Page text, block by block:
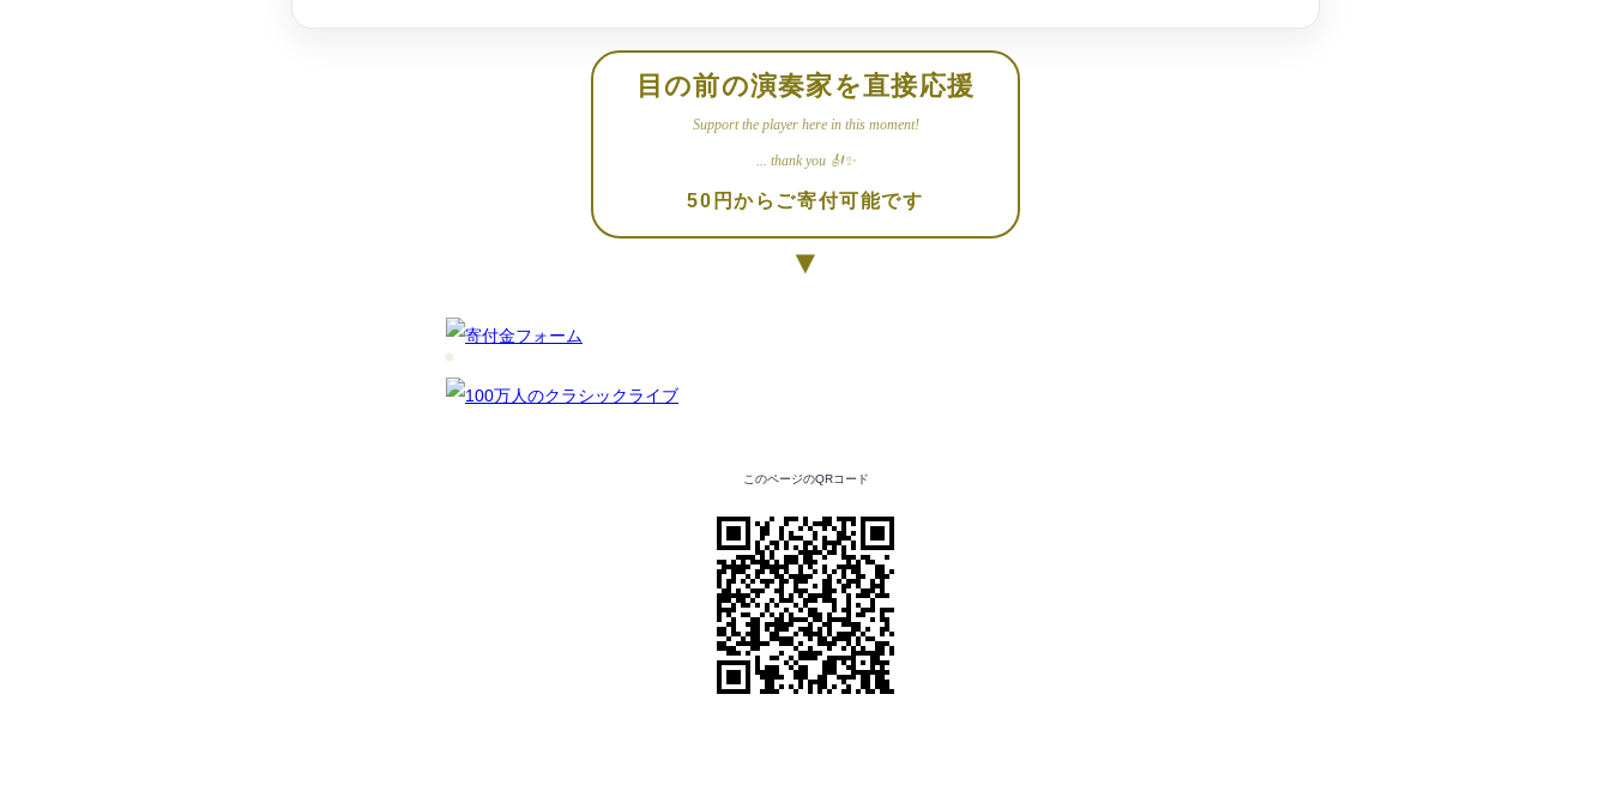
目の前の演奏家を直接応援
Support the player here in this moment!
... thank you 🎻✨
50円からご寄付可能です
▼
このページのQRコード